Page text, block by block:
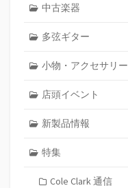
中古楽器
多弦ギター
小物・アクセサリー
店頭イベント
新製品情報
特集
Cole Clark 通信